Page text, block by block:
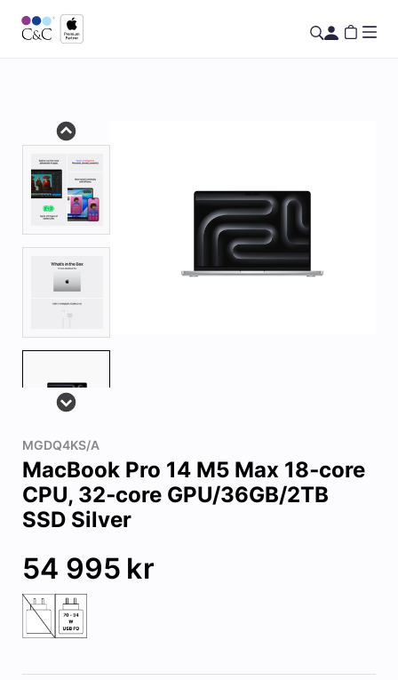
MGDQ4KS/A
MacBook Pro 14 M5 Max 18‑core
CPU, 32‑core GPU/36GB/2TB
SSD Silver
54 995 kr